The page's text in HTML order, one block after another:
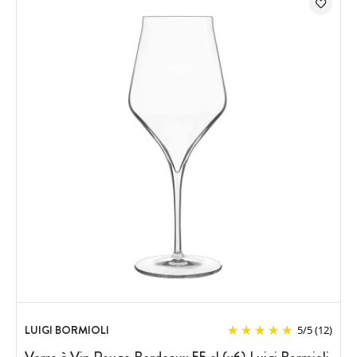
LUIGI BORMIOLI 5/5(12)